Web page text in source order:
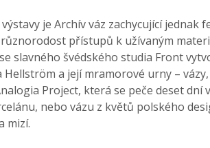
je Archív váz zachycující jednak
přístupů k užívaným
slavného švédského studia Front
Hellström a její mramorové urny –
Project, která se peče deset dní
nebo vázu z květů polského
mizí.